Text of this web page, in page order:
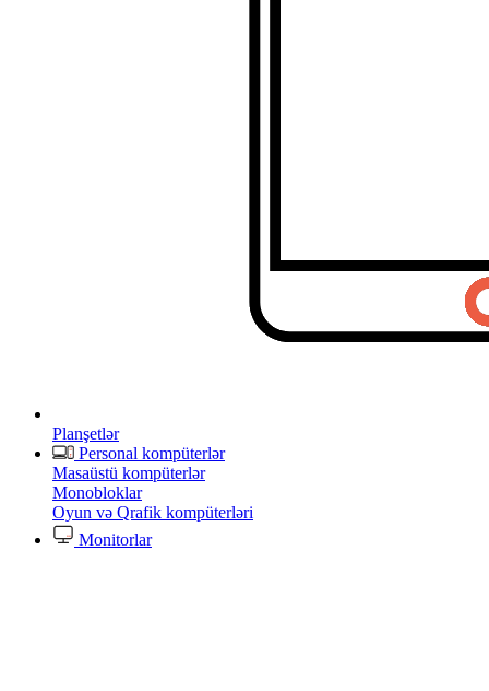
Planşetlər
Personal kompüterlər
Masaüstü kompüterlər
Monobloklar
Oyun və Qrafik kompüterləri
Monitorlar